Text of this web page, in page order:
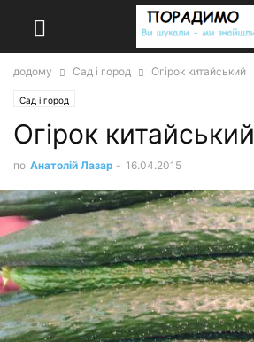
додому Сад і город Огірок китайський
Сад і город
Огірок китайський
по Анатолій Лазар - 16.04.2015